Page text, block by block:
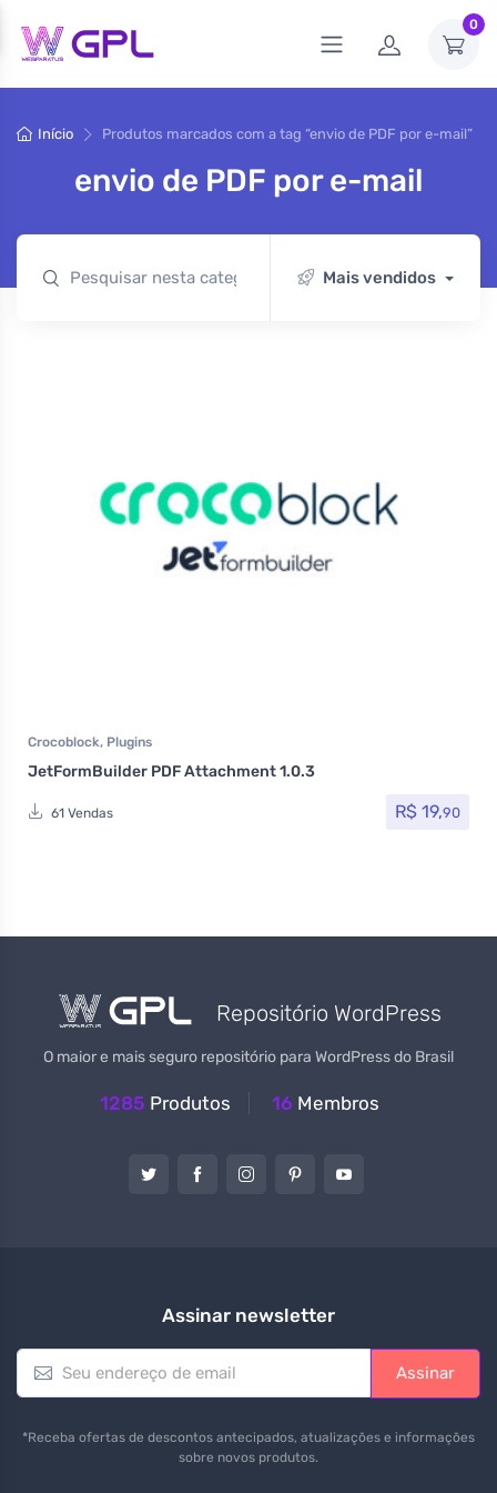
0
Início Produtos marcados com a tag “envio de PDF por e-mail”
envio de PDF por e-mail
Mais vendidos
Crocoblock, Plugins
JetFormBuilder PDF Attachment 1.0.3
61 Vendas R$ 19,90
Repositório WordPress
O maior e mais seguro repositório para WordPress do Brasil
1285 Produtos 16 Membros
Assinar newsletter
E
a
Assinar
*Receba ofertas de descontos antecipados, atualizações e informações
sobre novos produtos.